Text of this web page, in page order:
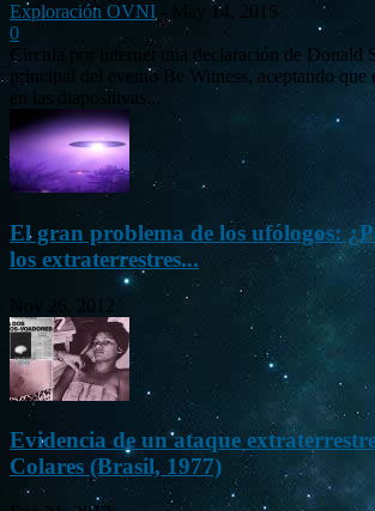
Exploración OVNI
May 14, 2015
0
Circula por internet una declaración de Donald
principal del evento Be Witness, aceptando que
en las diapositivas...
El gran problema de los ufólogos:
los extraterrestres...
Nov 26, 2012
Evidencia de un ataque
Colares (Brasil, 1977)